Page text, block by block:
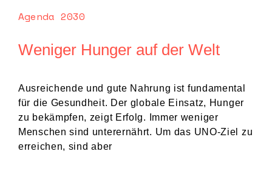
Agenda 2030
Weniger Hunger auf der Welt
Ausreichende und gute Nahrung ist fundamental
für die Gesundheit. Der globale Einsatz, Hunger
zu bekämpfen, zeigt Erfolg. Immer weniger
Menschen sind unterernährt. Um das UNO-Ziel zu
erreichen, sind aber